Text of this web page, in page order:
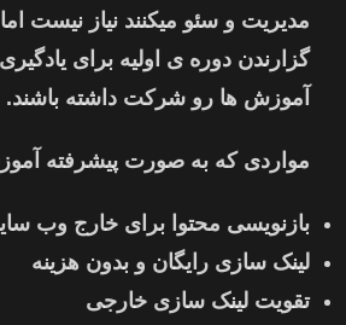
مدیریت و سئو میکنند نیاز نیست اما
گزارندن دوره ی اولیه برای
آموزش ها رو شرکت داشته باشند.
مواردی که به صورت پیشرفته
بازنویسی محتوا برای خارج وب
لینک سازی رایگان و بدون هزینه
تقویت لینک سازی خارجی